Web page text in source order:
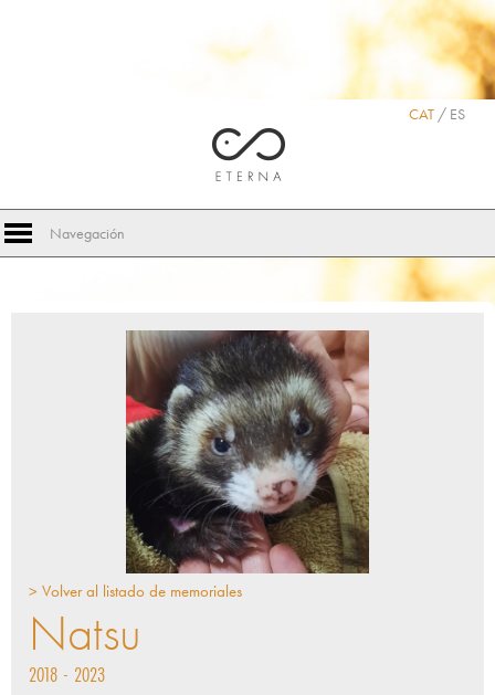
888
: Assigning the return value of new by reference is deprecated in
/var/www/vhosts/eterna.cat/httpdocs/lib/adodb/adodb.inc.php
1985
CAT / ES
Navegación
Natsu
> Volver al listado de memoriales
2018 - 2023